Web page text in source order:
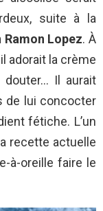
suite à la
Ramon Lopez. À
adorait la crème
douter… Il aurait
de lui concocter
fétiche. L’un
recette actuelle
à-oreille faire le